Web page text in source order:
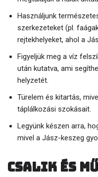
Használjunk
szerkezeteket (pl.
rejtekhelyeket, ahol a
Figyeljük meg a víz
után kutatva, ami
helyzetét.
Türelem és kitartás,
táplálkozási szokásait.
Legyünk készen arra,
mivel a Jász-keszeg
Csalik és